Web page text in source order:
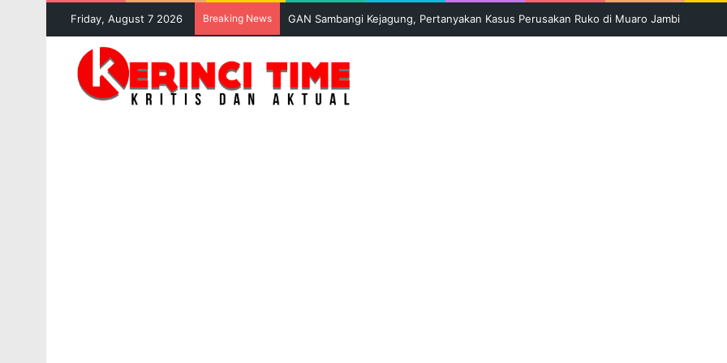
Friday, August 7 2026 Breaking News GAN Sambangi Kejagung, Pertanyakan Kasus Perusakan Ruko di Muaro Jambi